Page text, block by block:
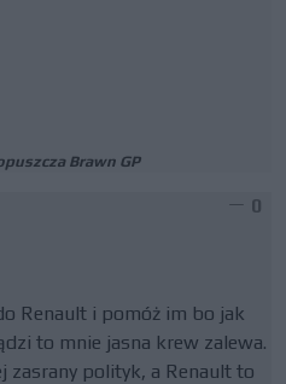
Brawn GP
0
Renault i pomóż im bo jak
to mnie jasna krew zalewa.
zasrany polityk, a Renault to